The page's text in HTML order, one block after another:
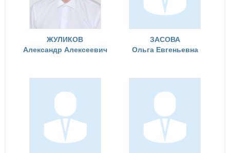
ЖУЛИКОВ
Александр Алексеевич
ЗАСОВА
Ольга Евгеньевна